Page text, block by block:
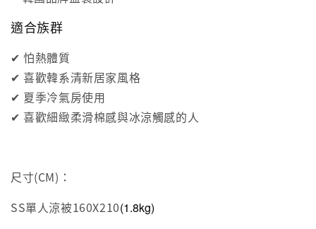
適合族群
✔ 怕熱體質
✔ 喜歡韓系清新居家風格
✔ 夏季冷氣房使用
✔ 喜歡細緻柔滑棉感與冰涼觸感的人
尺寸(CM)：
SS單人涼被160X210(1.8kg)